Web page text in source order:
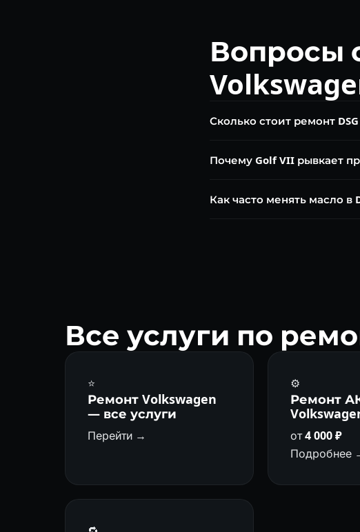
Вопросы
Сколько стоит ремонт
сцепления от 25 000 ₽.
Почему Golf VII рывкает
000 км это нормальный износ.
Как часто менять масло в
Все услуги по
⭐
Ремонт Volkswagen
— все услуги
Перейти →
⚙️
Ремонт
от4 000 ₽
Подробнее